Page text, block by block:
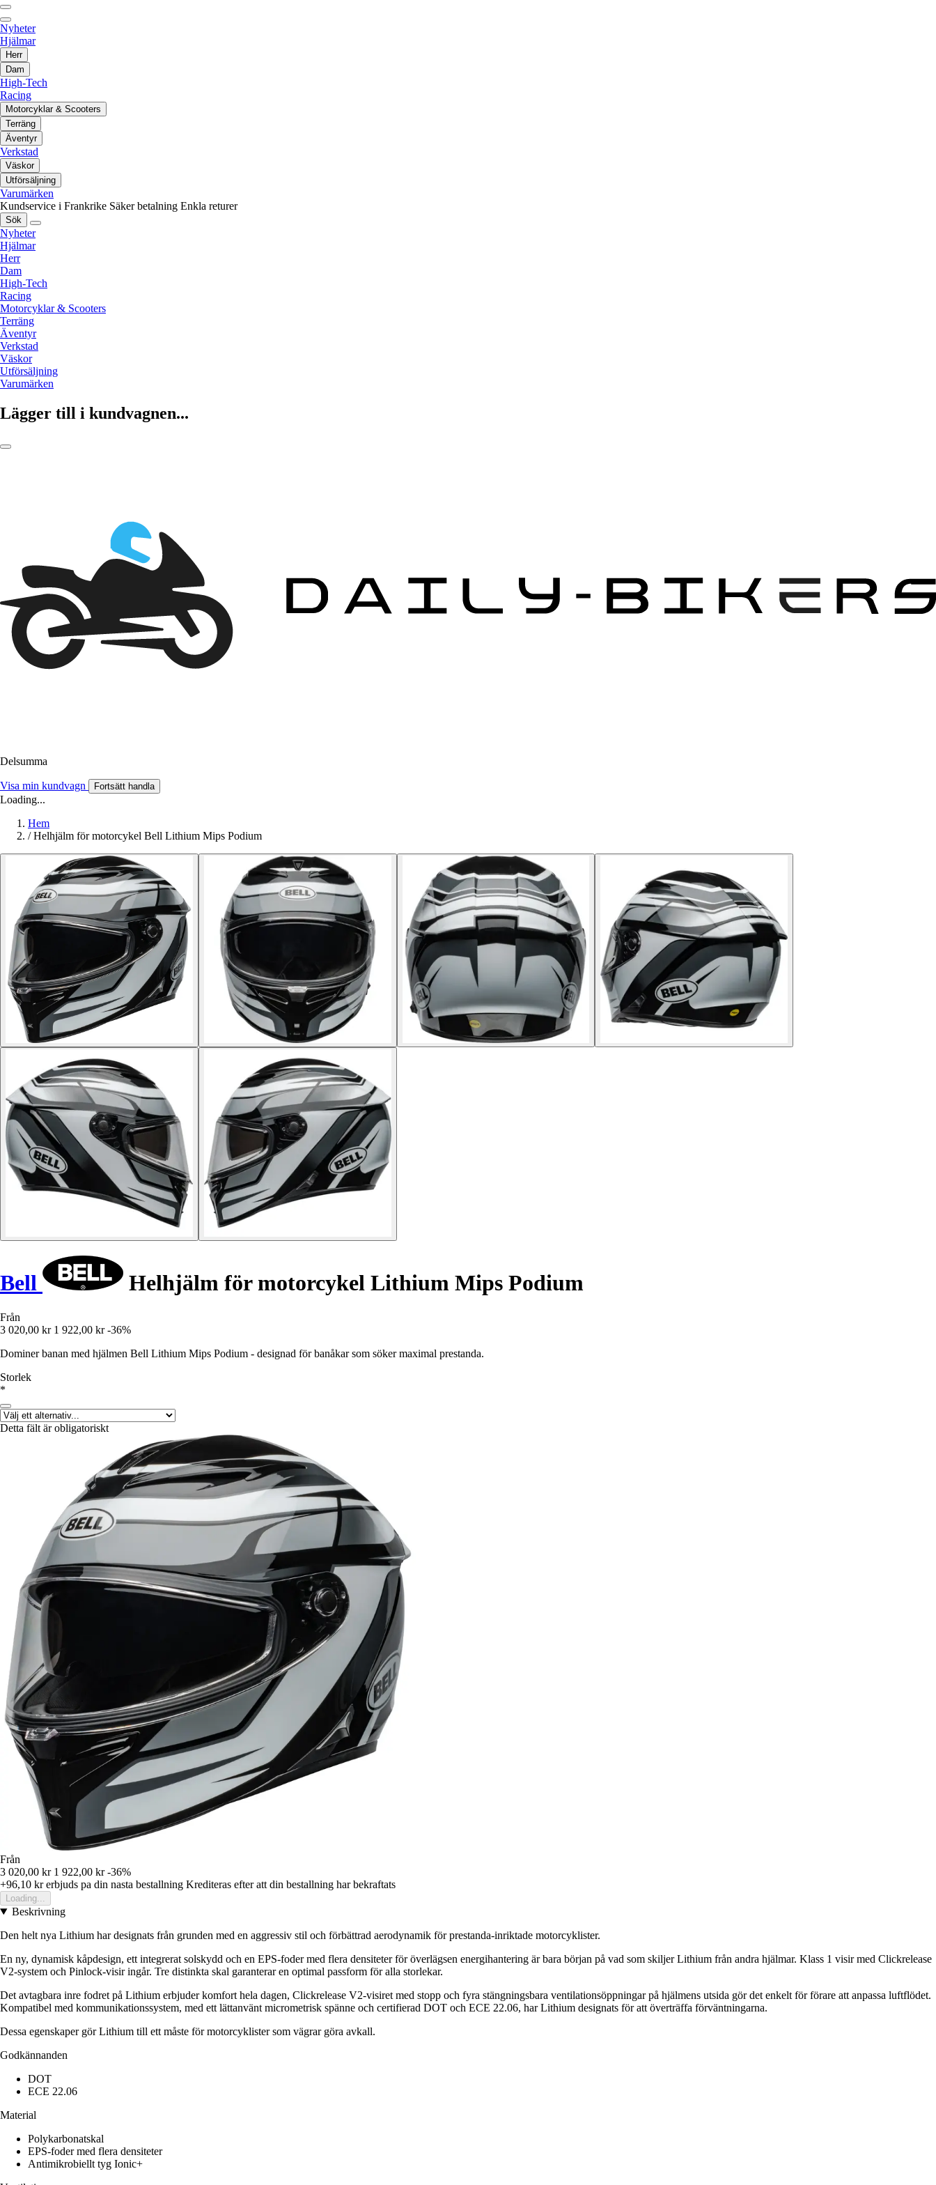
Nyheter
Hjälmar
Herr
Dam
High-Tech
Racing
Motorcyklar & Scooters
Terräng
Äventyr
Verkstad
Väskor
Utförsäljning
Varumärken
Kundservice i Frankrike Säker betalning Enkla returer
Sök
Nyheter
Hjälmar
Herr
Dam
High-Tech
Racing
Motorcyklar & Scooters
Terräng
Äventyr
Verkstad
Väskor
Utförsäljning
Varumärken
Lägger till i kundvagnen...
Delsumma
Visa min kundvagn Fortsätt handla
Loading...
Hem
/ Helhjälm för motorcykel Bell Lithium Mips Podium
Bell Helhjälm för motorcykel Lithium Mips Podium
Från
3 020,00 kr 1 922,00 kr -36%
Dominer banan med hjälmen Bell Lithium Mips Podium - designad för banåkar som söker maximal prestanda.
Storlek
*
Detta fält är obligatoriskt
Från
3 020,00 kr 1 922,00 kr -36%
+96,10 krerbjuds pa din nasta bestallning Krediteras efter att din bestallning har bekraftats
Loading...
Beskrivning
Den helt nya Lithium har designats från grunden med en aggressiv stil och förbättrad aerodynamik för prestanda-inriktade motorcyklister.
En ny, dynamisk kåpdesign, ett integrerat solskydd och en EPS-foder med flera densiteter för överlägsen energihantering är bara början på vad som skiljer Lithium från andra hjälmar. Klass 1 visir med Clickrelease
V2-system och Pinlock-visir ingår. Tre distinkta skal garanterar en optimal passform för alla storlekar.
Det avtagbara inre fodret på Lithium erbjuder komfort hela dagen, Clickrelease V2-visiret med stopp och fyra stängningsbara ventilationsöppningar på hjälmens utsida gör det enkelt för förare att anpassa luftflödet.
Kompatibel med kommunikationssystem, med ett lättanvänt micrometrisk spänne och certifierad DOT och ECE 22.06, har Lithium designats för att överträffa förväntningarna.
Dessa egenskaper gör Lithium till ett måste för motorcyklister som vägrar göra avkall.
Godkännanden
DOT
ECE 22.06
Material
Polykarbonatskal
EPS-foder med flera densiteter
Antimikrobiellt tyg Ionic+